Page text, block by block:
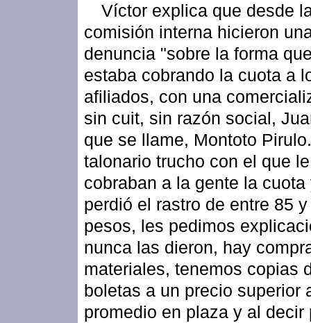
Víctor explica que desde
comisión interna hicieron
denuncia "sobre la forma
estaba cobrando la cuota a
afiliados, con una
sin cuit, sin razón social,
que se llame, Montoto
talonario trucho con el que le
cobraban a la gente la cuota
perdió el rastro de entre 85
pesos, les pedimos
nunca las dieron, hay
materiales, tenemos copias
boletas a un precio superior
promedio en plaza y al decir